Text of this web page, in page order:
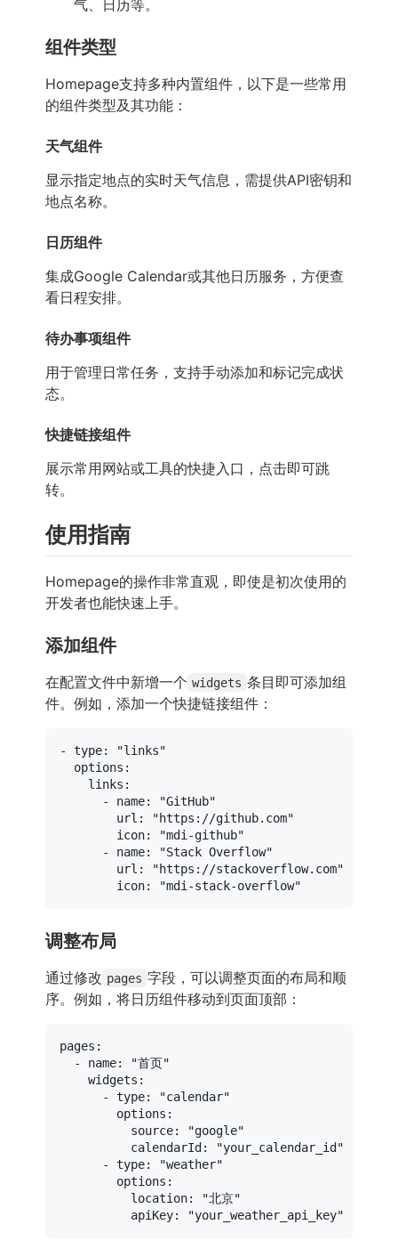
气、日历等。
组件类型
Homepage支持多种内置组件，以下是一些常用
的组件类型及其功能：
天气组件
显示指定地点的实时天气信息，需提供API密钥和
地点名称。
日历组件
集成Google Calendar或其他日历服务，方便查
看日程安排。
待办事项组件
用于管理日常任务，支持手动添加和标记完成状
态。
快捷链接组件
展示常用网站或工具的快捷入口，点击即可跳
转。
使用指南
Homepage的操作非常直观，即使是初次使用的
开发者也能快速上手。
添加组件
在配置文件中新增一个 widgets 条目即可添加组
件。例如，添加一个快捷链接组件：
- type:
"links"
options:
links:
-
name:
"GitHub"
url:
"https://github.com"
icon:
"mdi-github"
-
name:
"Stack Overflow"
url:
"https://stackoverflow.com"
icon:
"mdi-stack-overflow"
调整布局
通过修改 pages 字段，可以调整页面的布局和顺
序。例如，将日历组件移动到页面顶部：
pages:
-
name:
"首页"
widgets:
-
type:
"calendar"
options:
source:
"google"
calendarId:
"your_calendar_id"
-
type:
"weather"
options:
location:
"北京"
apiKey:
"your_weather_api_key"